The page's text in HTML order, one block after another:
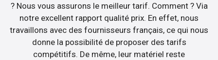
? Nous vous assurons le meilleur tarif. Comment ? Via
notre excellent rapport qualité prix. En effet, nous
travaillons avec des fournisseurs français, ce qui nous
donne la possibilité de proposer des tarifs
compétitifs. De même, leur matériel reste